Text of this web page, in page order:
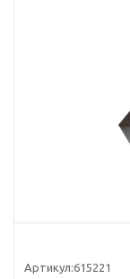
Артикул:615221